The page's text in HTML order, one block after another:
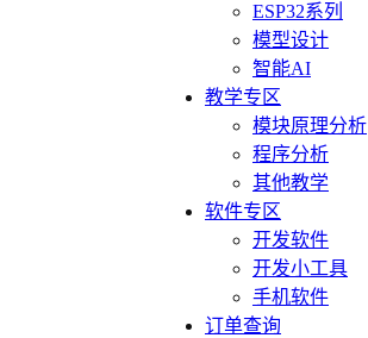
ESP32系列
模型设计
智能AI
教学专区
模块原理分析
程序分析
其他教学
软件专区
开发软件
开发小工具
手机软件
订单查询